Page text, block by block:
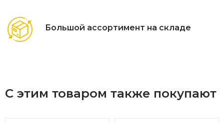
Большой ассортимент на складе
С этим товаром также покупают